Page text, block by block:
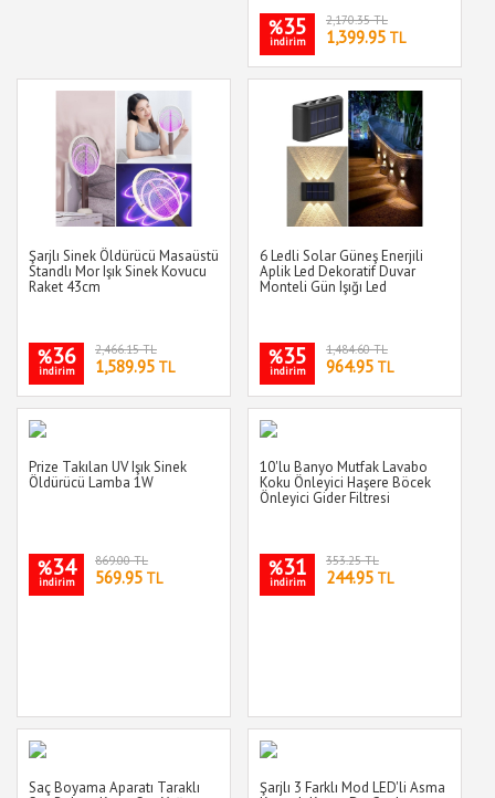
%35
indirim
2,170.35 TL
1,399.95 TL
Şarjlı Sinek Öldürücü Masaüstü
Standlı Mor Işık Sinek Kovucu
Raket 43cm
%36
indirim
2,466.15 TL
1,589.95 TL
6 Ledli Solar Güneş Enerjili
Aplik Led Dekoratif Duvar
Monteli Gün Işığı Led
%35
indirim
1,484.60 TL
964.95 TL
Prize Takılan UV Işık Sinek
Öldürücü Lamba 1W
%34
indirim
869.00 TL
569.95 TL
10'lu Banyo Mutfak Lavabo
Koku Önleyici Haşere Böcek
Önleyici Gider Filtresi
%31
indirim
353.25 TL
244.95 TL
Saç Boyama Aparatı Taraklı
Şarjlı 3 Farklı Mod LED'li Asma